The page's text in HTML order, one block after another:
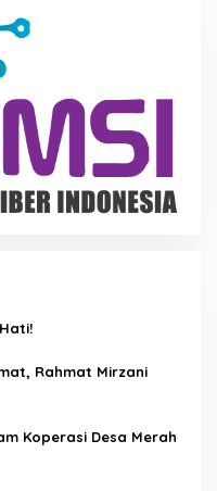
Rahmat Mirzani
Koperasi Desa Merah